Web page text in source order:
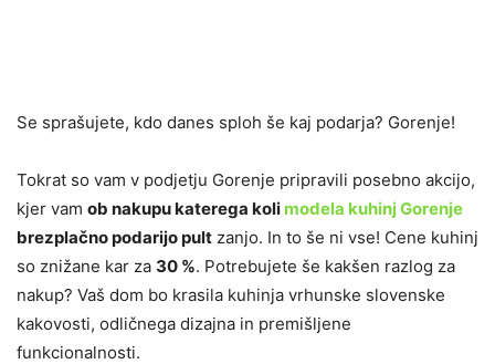
Se sprašujete, kdo danes sploh še kaj podarja? Gorenje!
Tokrat so vam v podjetju Gorenje pripravili posebno akcijo,
kjer vam ob nakupu katerega koli modela kuhinj Gorenje
brezplačno podarijo pult zanjo. In to še ni vse! Cene kuhinj
so znižane kar za 30 %. Potrebujete še kakšen razlog za
nakup? Vaš dom bo krasila kuhinja vrhunske slovenske
kakovosti, odličnega dizajna in premišljene
funkcionalnosti.